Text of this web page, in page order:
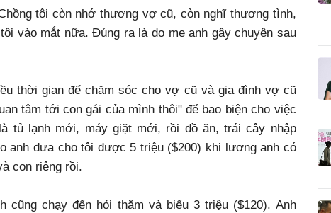
tôi còn nhớ thương vợ cũ, còn nghĩ thương tình,
vào mắt nữa. Đúng ra là do mẹ anh gây chuyện sau
thời gian để chăm sóc cho vợ cũ và gia đình vợ cũ
tâm tới con gái của mình thôi" để bao biện cho việc
tủ lạnh mới, máy giặt mới, rồi đồ ăn, trái cây nhập
anh đưa cho tôi được 5 triệu ($200) khi lương anh có
con riêng rồi.
chạy đến hỏi thăm và biếu 3 triệu ($120). Anh